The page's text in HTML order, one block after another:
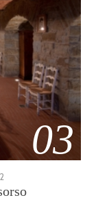
03
GENNAIO